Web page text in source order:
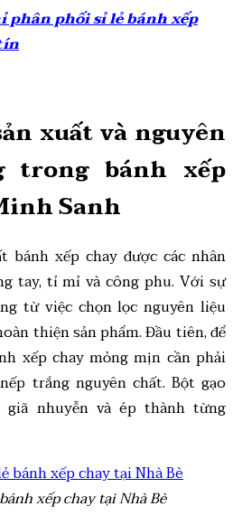
phân phối sỉ lẻ bánh xếp
xuất và nguyên
trong bánh xếp
Sanh
bánh xếp chay được các nhân
tay, tỉ mỉ và công phu. Với sự
từ việc chọn lọc nguyên liệu
thiện sản phẩm. Đầu tiên, để
xếp chay mỏng mịn cần phải
trắng nguyên chất. Bột gạo
nhuyễn và ép thành từng
xếp chay tại Nhà Bè